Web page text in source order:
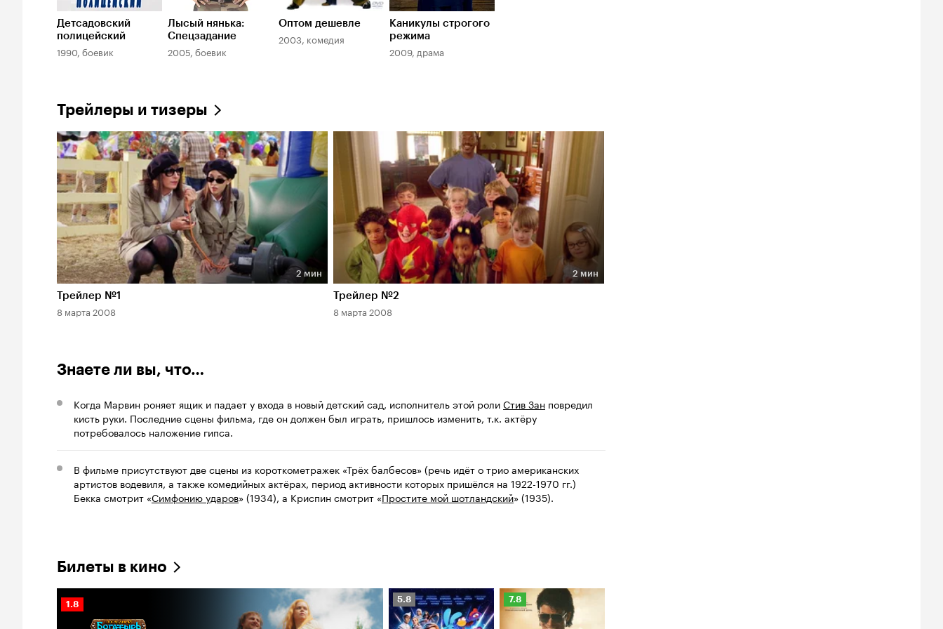
Детсадовский
полицейский
1990, боевик
Лысый нянька:
Спецзадание
2005, боевик
Оптом дешевле
2003, комедия
Каникулы строгого
режима
2009, драма
Трейлеры и тизеры
Длительность 2 мин
2 мин
Трейлер №1
8 марта 2008
Длительность 2 мин
2 мин
Трейлер №2
8 марта 2008
Знаете ли вы, что…
Когда Марвин роняет ящик и падает у входа в новый детский сад, исполнитель этой ролиСтив Зан повредил
кисть руки. Последние сцены фильма, где он должен был играть, пришлось изменить, т.к. актёру
потребовалось наложение гипса.
В фильме присутствуют две сцены из короткометражек «Трёх балбесов» (речь идёт о трио американских
артистов водевиля, а также комедийных актёрах, период активности которых пришёлся на 1922-1970 гг.)
Бекка смотрит «Симфонию ударов» (1934), а Криспин смотрит «Простите мой шотландский» (1935).
Билеты в кино
Рейтинг
Кинопоиска
1.8
Рейтинг
Кинопоиска
5.8
5.8
Рейтинг
Кинопоиска
7.8